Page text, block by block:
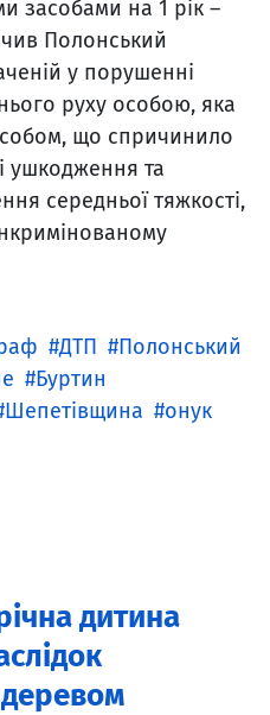
засобами на 1 рік –
Полонський
у порушенні
руху особою, яка
що спричинило
ушкодження та
середньої тяжкості,
ДТП
Полонський
Буртин
Шепетівщина
онук
дитина
деревом